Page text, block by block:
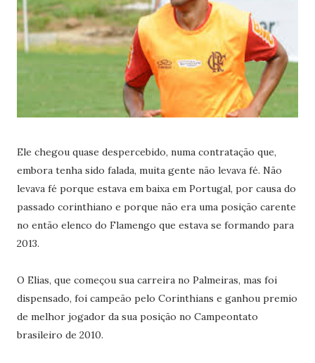
Ele chegou quase despercebido, numa contratação que,
embora tenha sido falada, muita gente não levava fé. Não
levava fé porque estava em baixa em Portugal, por causa do
passado corinthiano e porque não era uma posição carente
no então elenco do Flamengo que estava se formando para
2013.
O Elias, que começou sua carreira no Palmeiras, mas foi
dispensado, foi campeão pelo Corinthians e ganhou premio
de melhor jogador da sua posição no Campeontato
brasileiro de 2010.